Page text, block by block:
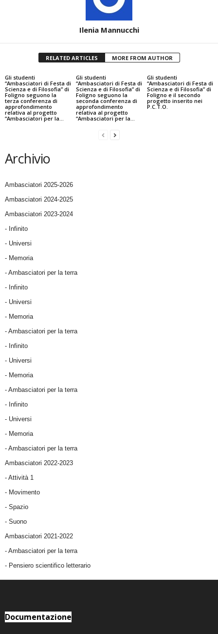
Ilenia Mannucchi
RELATED ARTICLES MORE FROM AUTHOR
Gli studenti
“Ambasciatori di Festa di
Scienza e di Filosofia” di
Foligno seguono la
terza conferenza di
approfondimento
relativa al progetto
“Ambasciatori per la...
Gli studenti
“Ambasciatori di Festa di
Scienza e di Filosofia” di
Foligno seguono la
seconda conferenza di
approfondimento
relativa al progetto
“Ambasciatori per la...
Gli studenti
“Ambasciatori di Festa di
Scienza e di Filosofia” di
Foligno e il secondo
progetto inserito nei
P.C.T.O.
Archivio
Ambasciatori 2025-2026
Ambasciatori 2024-2025
Ambasciatori 2023-2024
- Infinito
- Universi
- Memoria
- Ambasciatori per la terra
- Infinito
- Universi
- Memoria
- Ambasciatori per la terra
- Infinito
- Universi
- Memoria
- Ambasciatori per la terra
- Infinito
- Universi
- Memoria
- Ambasciatori per la terra
Ambasciatori 2022-2023
- Attività 1
- Movimento
- Spazio
- Suono
Ambasciatori 2021-2022
- Ambasciatori per la terra
- Pensiero scientifico letterario
Documentazione